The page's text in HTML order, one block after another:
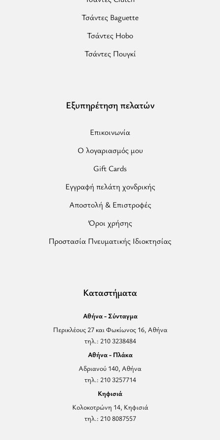
Τσάντες Baguette
Τσάντες Hobo
Τσάντες Πουγκί
Εξυπηρέτηση πελατών
Επικοινωνία
Ο λογαριασμός μου
Gift Cards
Εγγραφή πελάτη χονδρικής
Αποστολή & Επιστροφές
Όροι χρήσης
Προστασία Πνευματικής Ιδιοκτησίας
Καταστήματα
Αθήνα - Σύνταγμα
Περικλέους 27 και Φωκίωνος 16, Αθήνα
τηλ.: 210 3238484
Αθήνα - Πλάκα
Αδριανού 140, Αθήνα
τηλ.: 210 3257714
Κηφισιά
Κολοκοτρώνη 14, Κηφισιά
τηλ.: 210 8087557